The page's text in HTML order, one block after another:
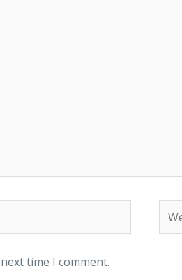
time I comment.